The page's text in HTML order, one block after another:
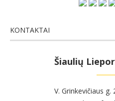
KONTAKTAI
Šiaulių
V. Grinkevičiaus g.